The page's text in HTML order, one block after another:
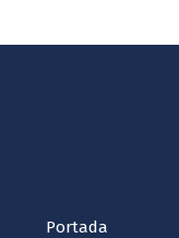
Portada